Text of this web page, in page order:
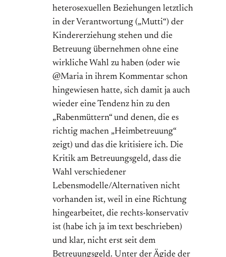
heterosexuellen Beziehungen letztlich
in der Verantwortung („Mutti“) der
Kindererziehung stehen und die
Betreuung übernehmen ohne eine
wirkliche Wahl zu haben (oder wie
@Maria in ihrem Kommentar schon
hingewiesen hatte, sich damit ja auch
wieder eine Tendenz hin zu den
„Rabenmüttern“ und denen, die es
richtig machen „Heimbetreuung“
zeigt) und das die kritisiere ich. Die
Kritik am Betreuungsgeld, dass die
Wahl verschiedener
Lebensmodelle/Alternativen nicht
vorhanden ist, weil in eine Richtung
hingearbeitet, die rechts-konservativ
ist (habe ich ja im text beschrieben)
und klar, nicht erst seit dem
Betreuungsgeld. Unter der Ägide der